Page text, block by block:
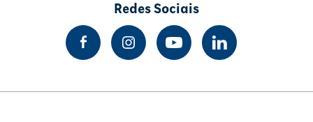
Redes Sociais